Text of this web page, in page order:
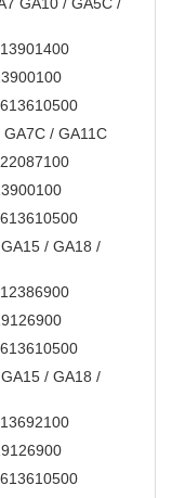
GA10 / GA5C /
/ GA7C / GA11C
/ GA18 /
/ GA18 /